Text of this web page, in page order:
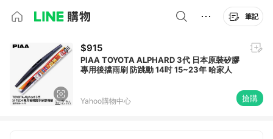
筆記
$915
PIAA TOYOTA ALPHARD 3代 日本原裝矽膠
專用後擋雨刷 防跳動 14吋 15~23年 哈家人
Yahoo購物中心 搶購